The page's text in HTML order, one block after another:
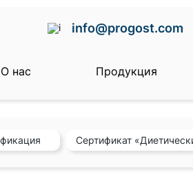
info@progost.com
О нас Продукция
Сертификат